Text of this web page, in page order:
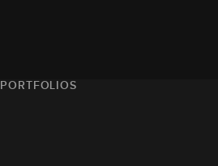
PORTFOLIOS